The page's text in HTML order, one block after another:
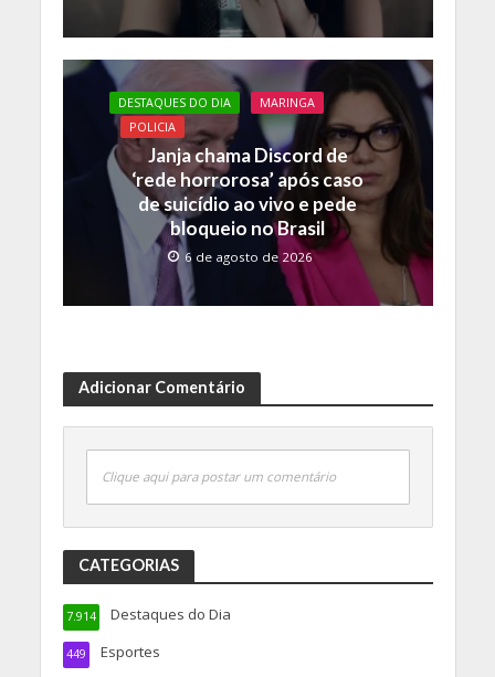
DESTAQUES DO DIA
MARINGA
POLICIA
Janja chama Discord de
‘rede horrorosa’ após caso
de suicídio ao vivo e pede
bloqueio no Brasil
6 de agosto de 2026
Adicionar Comentário
Clique aqui para postar um comentário
CATEGORIAS
Destaques do Dia
7.914
Esportes
449